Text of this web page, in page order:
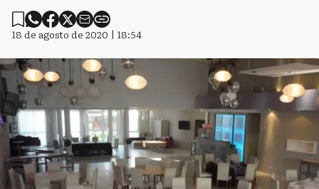
18 de agosto de 2020 | 18:54